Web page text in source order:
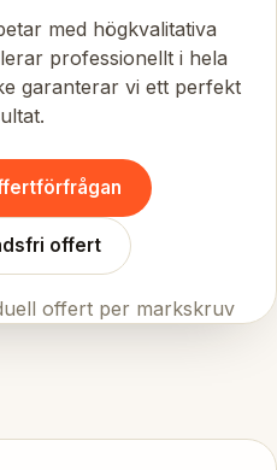
med högkvalitativa
professionellt i hela
garanterar vi ett perfekt
offert
offert per markskruv